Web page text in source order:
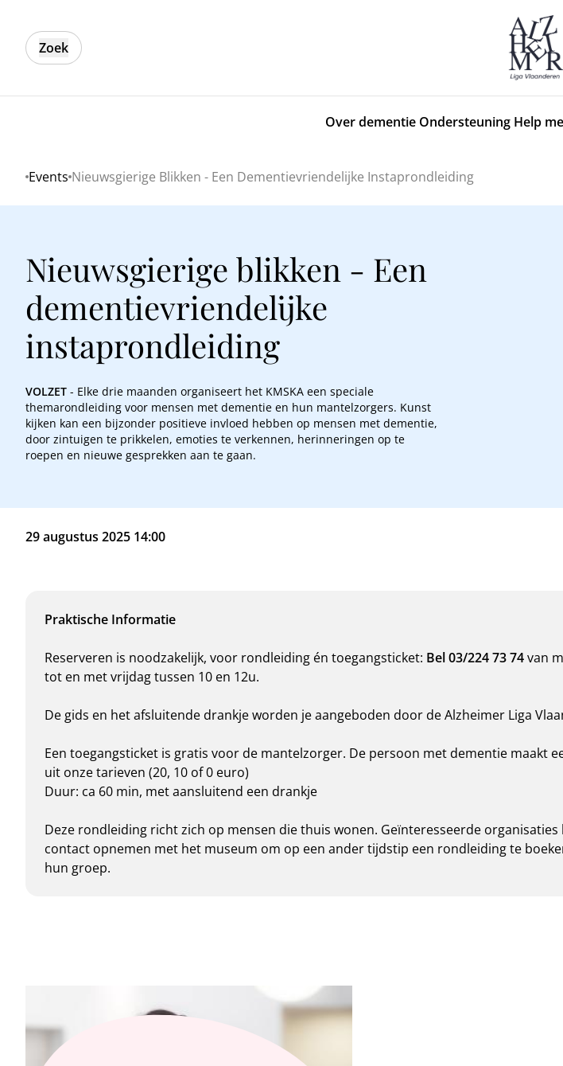
Zoek
Over dementie Ondersteuning Help
Home
Events Nieuwsgierige Blikken - Een Dementievriendelijke Instaprondleiding
Nieuwsgierige blikken - Een
dementievriendelijke
instaprondleiding
VOLZET - Elke drie maanden organiseert het KMSKA een speciale
themarondleiding voor mensen met dementie en hun mantelzorgers. Kunst
kijken kan een bijzonder positieve invloed hebben op mensen met dementie,
door zintuigen te prikkelen, emoties te verkennen, herinneringen op te
roepen en nieuwe gesprekken aan te gaan.
29 augustus 2025 14:00
Praktische Informatie
Reserveren is noodzakelijk, voor rondleiding én toegangsticket: Bel03/224 73 74van
tot en met vrijdag tussen 10 en 12u.
De gids en het afsluitende drankje worden je aangeboden door de Alzheimer Liga
Een toegangsticket is gratis voor de mantelzorger. De persoon met dementie maakt
uit onze tarieven (20, 10 of 0 euro)
Duur: ca 60 min, met aansluitend een drankje
Deze rondleiding richt zich op mensen die thuis wonen. Geïnteresseerde organisaties
contact opnemen met het museum om op een ander tijdstip een rondleiding te
hun groep.